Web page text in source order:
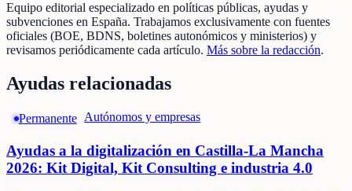
Equipo editorial especializado en políticas públicas, ayudas y
subvenciones en España. Trabajamos exclusivamente con fuentes
oficiales (BOE, BDNS, boletines autonómicos y ministerios) y
revisamos periódicamente cada artículo. Más sobre la redacción.
Ayudas relacionadas
Permanente Autónomos y empresas
Ayudas a la digitalización en Castilla-La Mancha
2026: Kit Digital, Kit Consulting e industria 4.0